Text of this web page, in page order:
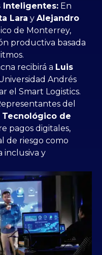
Inteligentes: En
Lara y Alejandro
de Monterrey,
productiva basada
recibirá a Luis
Andrés
el Smart Logistics.
del
Tecnológico de
pagos digitales,
de riesgo como
inclusiva y